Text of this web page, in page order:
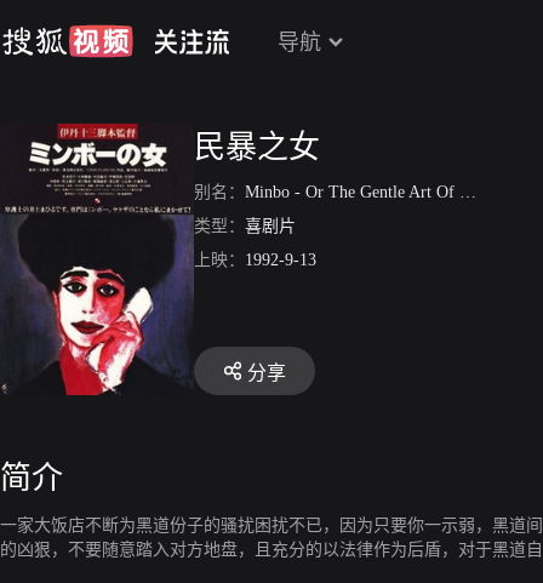
导航
民暴之女
别名： Minbo - Or The Gentle Art Of Japanese
类型： 喜剧片
上映： 1992-9-13
分享
简介
一家大饭店不断为黑道份子的骚扰困扰不已，因为只要你一示弱，黑道
的凶狠，不要随意踏入对方地盘，且充分的以法律作为后盾，对于黑道